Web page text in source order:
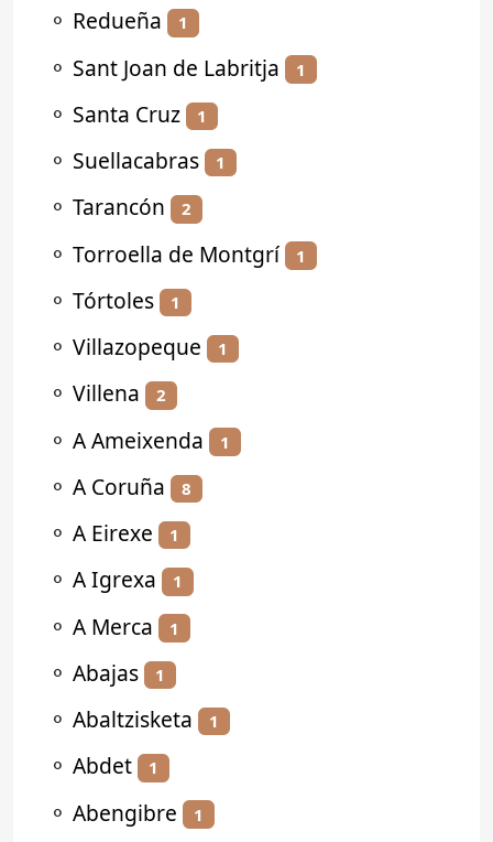
⚬ Redueña 1
⚬ Sant Joan de Labritja 1
⚬ Santa Cruz 1
⚬ Suellacabras 1
⚬ Tarancón 2
⚬ Torroella de Montgrí 1
⚬ Tórtoles 1
⚬ Villazopeque 1
⚬ Villena 2
⚬ A Ameixenda 1
⚬ A Coruña 8
⚬ A Eirexe 1
⚬ A Igrexa 1
⚬ A Merca 1
⚬ Abajas 1
⚬ Abaltzisketa 1
⚬ Abdet 1
⚬ Abengibre 1